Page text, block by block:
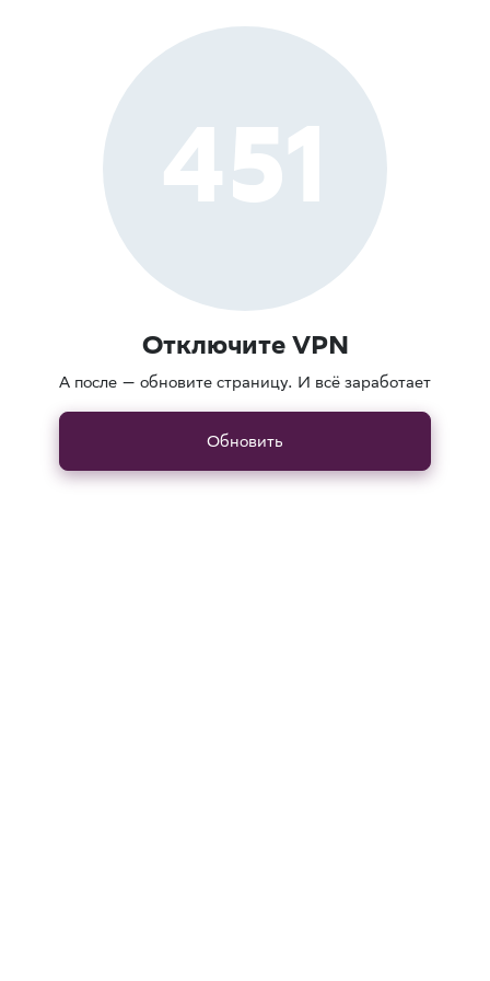
451
Отключите VPN
А после — обновите страницу. И всё заработает
Обновить